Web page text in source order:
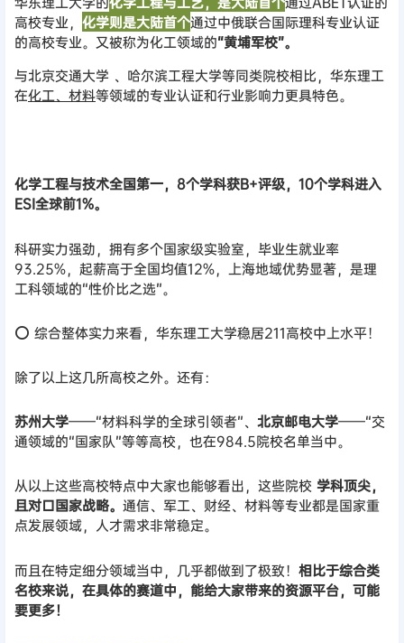
高校专业， 化学则是大陆首个通过中俄联合国际理科专业认证
的高校专业。又被称为化工领域的“黄埔军校”。
与北京交通大学 、哈尔滨工程大学等同类院校相比，华东理工
在化工、材料等领域的专业认证和行业影响力更具特色。
化学工程与技术全国第一，8个学科获B+评级，10个学科进入
ESI全球前1%。
科研实力强劲，拥有多个国家级实验室，毕业生就业率
93.25%，起薪高于全国均值12%，上海地域优势显著，是理
工科领域的“性价比之选”。
⭕ 综合整体实力来看，华东理工大学稳居211高校中上水平！
除了以上这几所高校之外。 还有：
苏州大学——“材料科学的全球引领者”、 北京邮电大学——“交
通领域的“国家队”等等高校，也在984.5院校名单当中。
从以上这些高校特点中大家也能够看出，这些院校 学科顶尖，
且对口国家战略。 通信、军工、财经、材料等专业都是国家重
点发展领域，人才需求非常稳定。
而且在特定细分领域当中，几乎都做到了极致！ 相比于综合类
名校来说，在具体的赛道中，能给大家带来的资源平台，可能
要更多！